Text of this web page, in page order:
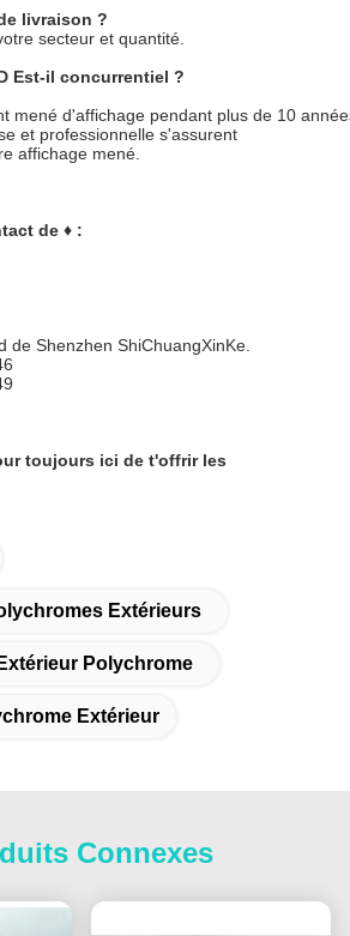
livraison ?
secteur et quantité.
Est-il concurrentiel ?
mené d'affichage pendant plus de 10
et professionnelle s'assurent
affichage mené.
de ♦ :
de Shenzhen ShiChuangXinKe.
toujours ici de t'offrir les
Extérieurs
Polychrome
Extérieur
Connexes